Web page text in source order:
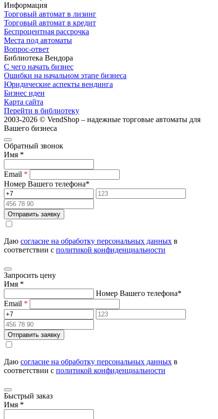
Информация
Торговый автомат в лизинг
Торговый автомат в кредит
Беспроцентная рассрочка
Места под автоматы
Вопрос-ответ
Библиотека Вендора
С чего начать бизнес
Ошибки на начальном этапе бизнеса
Юридические аспекты вендинга
Бизнес идеи
Карта сайта
Перейти в библиотеку
2003-2026 © VendShop – надежные торговые автоматы для
Вашего бизнеса
Обратный звонок
Имя *
Email *
Номер Вашего телефона*
Отправить заявку
Даю согласие на обработку персональных данных в
соответствии с политикой конфиденциальности
Запросить цену
Имя *
Номер Вашего телефона*
Email *
Отправить заявку
Даю согласие на обработку персональных данных в
соответствии с политикой конфиденциальности
Быстрый заказ
Имя *